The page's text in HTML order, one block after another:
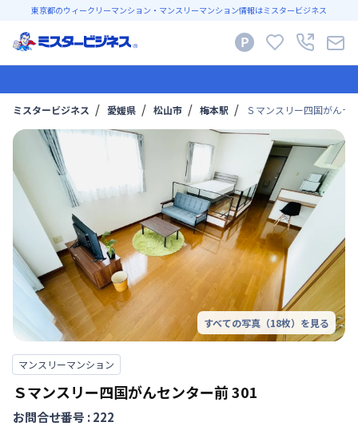
東京都のウィークリーマンション・マンスリーマンション情報はミスタービジネス
ミスタービジネス 愛媛県 松山市 梅本駅 Ｓマンスリー四国がんセ
すべての写真（18枚）を見る
マンスリーマンション
Ｓマンスリー四国がんセンター前301
お問合せ番号 :222